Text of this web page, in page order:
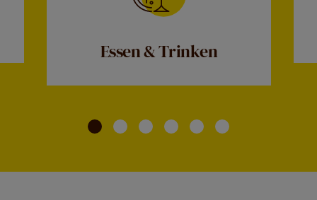
Essen & Trinken